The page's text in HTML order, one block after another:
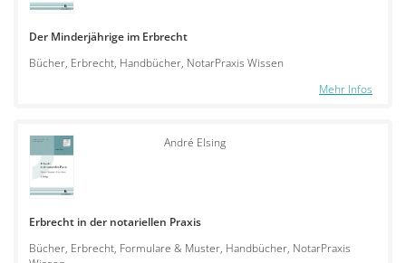
Der Minderjährige im Erbrecht
Bücher, Erbrecht, Handbücher, NotarPraxis Wissen
Mehr Infos
André Elsing
Erbrecht in der notariellen Praxis
Bücher, Erbrecht, Formulare & Muster, Handbücher, NotarPraxis